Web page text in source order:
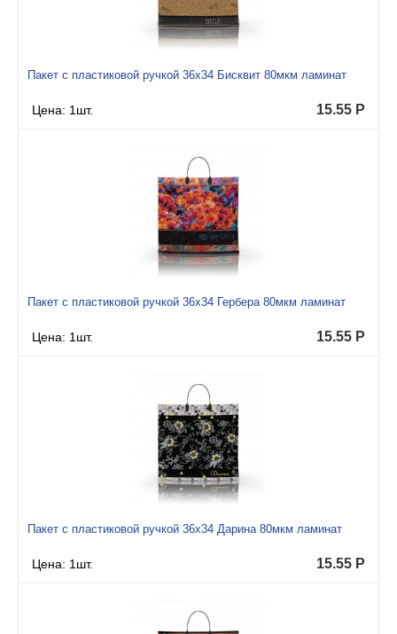
Пакет с пластиковой ручкой 36x34 Бисквит 80мкм ламинат
Цена: 1шт. 15.55 Р
Пакет с пластиковой ручкой 36x34 Гербера 80мкм ламинат
Цена: 1шт. 15.55 Р
Пакет с пластиковой ручкой 36x34 Дарина 80мкм ламинат
Цена: 1шт. 15.55 Р